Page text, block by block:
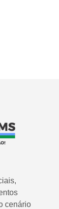
cenário